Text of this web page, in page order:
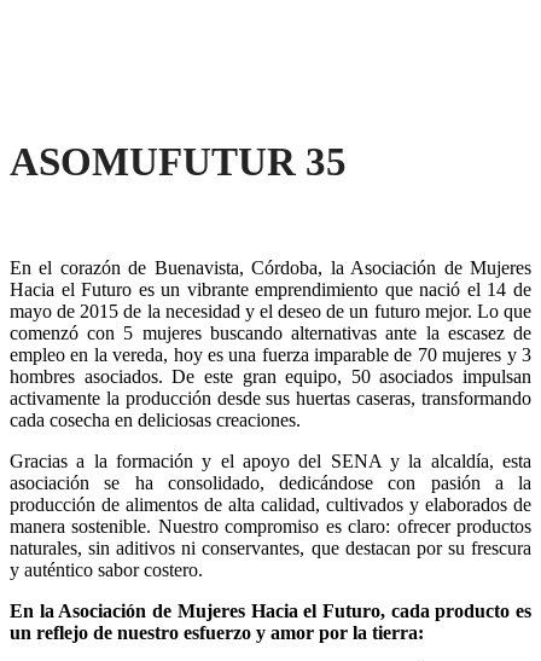
ASOMUFUTUR 35
En el corazón de Buenavista, Córdoba, la Asociación de Mujeres
Hacia el Futuro es un vibrante emprendimiento que nació el 14 de
mayo de 2015 de la necesidad y el deseo de un futuro mejor. Lo que
comenzó con 5 mujeres buscando alternativas ante la escasez de
empleo en la vereda, hoy es una fuerza imparable de 70 mujeres y 3
hombres asociados. De este gran equipo, 50 asociados impulsan
activamente la producción desde sus huertas caseras, transformando
cada cosecha en deliciosas creaciones.
Gracias a la formación y el apoyo del SENA y la alcaldía, esta
asociación se ha consolidado, dedicándose con pasión a la
producción de alimentos de alta calidad, cultivados y elaborados de
manera sostenible. Nuestro compromiso es claro: ofrecer productos
naturales, sin aditivos ni conservantes, que destacan por su frescura
y auténtico sabor costero.
En la Asociación de Mujeres Hacia el Futuro, cada producto es
un reflejo de nuestro esfuerzo y amor por la tierra: